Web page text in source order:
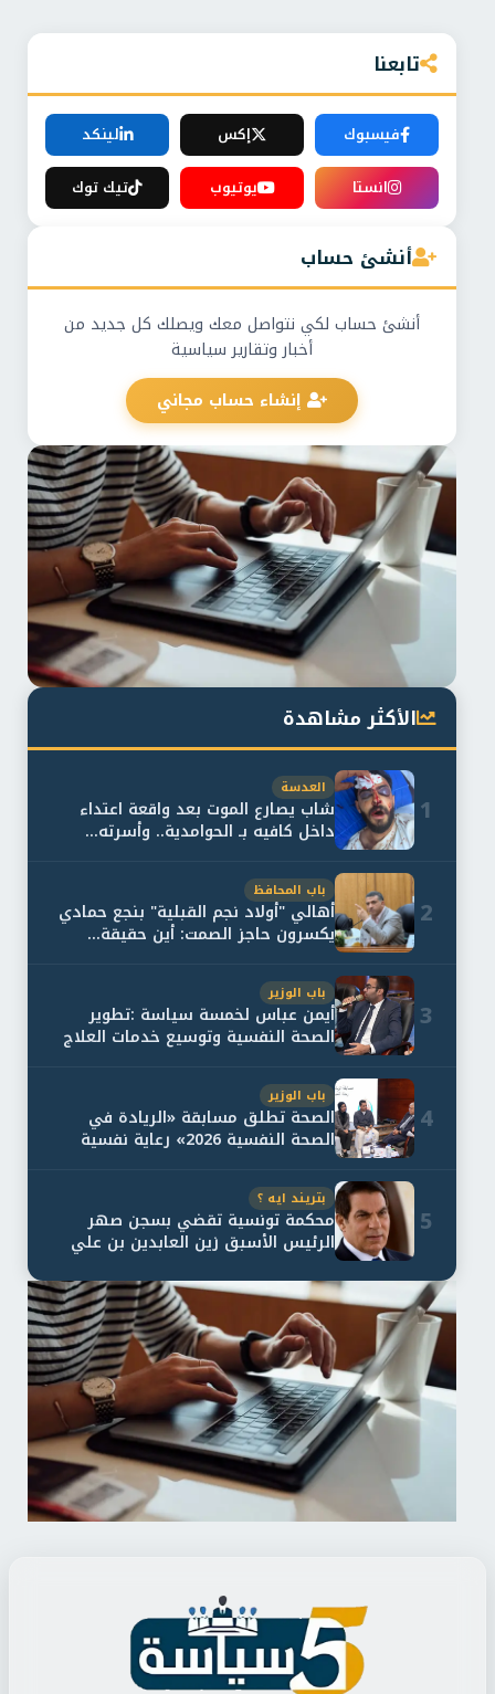
تابعنا
فيسبوك إكس
لينكد
انستا
يوتيوب تيك توك
أنشئ حساب
أنشئ حساب لكي نتواصل معك ويصلك كل جديد من
أخبار وتقارير سياسية
إنشاء حساب مجاني
الأكثر مشاهدة
1
العدسة
شاب يصارع الموت بعد واقعة اعتداء
داخل كافيه بـ الحوامدية.. وأسرته...
2
باب المحافظ
أهالي "أولاد نجم القبلية" بنجع حمادي
يكسرون حاجز الصمت: أين حقيقة...
3
باب الوزير
أيمن عباس لخمسة سياسة :تطوير
الصحة النفسية وتوسيع خدمات العلاج
4
باب الوزير
الصحة تطلق مسابقة «الريادة في
الصحة النفسية 2026» رعاية نفسية
5
بتريند ايه ؟
محكمة تونسية تقضي بسجن صهر
الرئيس الأسبق زين العابدين بن علي